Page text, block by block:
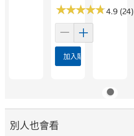
★★★★★
★★★★★4.9 (24)
加入購物車
別人也會看